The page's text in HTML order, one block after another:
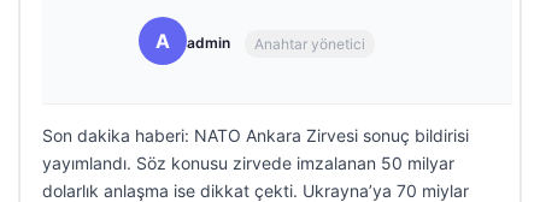
A admin Anahtar yönetici
Son dakika haberi: NATO Ankara Zirvesi sonuç bildirisi
yayımlandı. Söz konusu zirvede imzalanan 50 milyar
dolarlık anlaşma ise dikkat çekti. Ukrayna’ya 70 miylar